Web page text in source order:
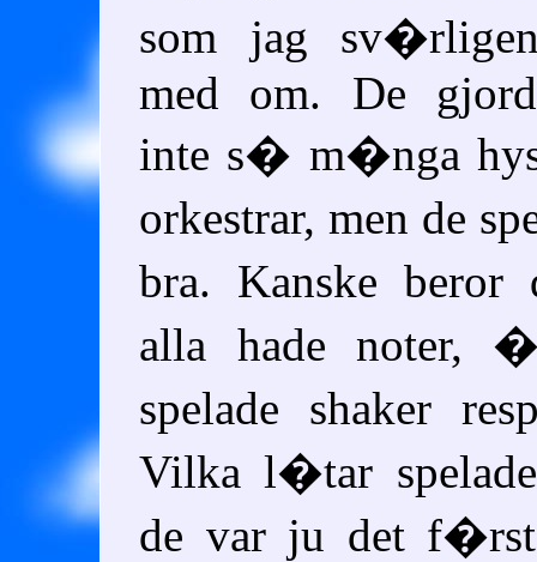
som jag
med om. De
inte s� m�nga
orkestrar, men de
bra. Kanske
alla hade noter,
spelade shaker
Vilka l�tar
de var ju det